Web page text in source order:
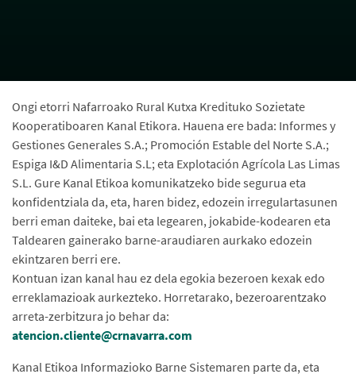
Ongi etorri Nafarroako Rural Kutxa Kredituko Sozietate
Kooperatiboaren Kanal Etikora. Hauena ere bada: Informes y
Gestiones Generales S.A.; Promoción Estable del Norte S.A.;
Espiga I&D Alimentaria S.L; eta Explotación Agrícola Las Limas
S.L. Gure Kanal Etikoa komunikatzeko bide segurua eta
konfidentziala da, eta, haren bidez, edozein irregulartasunen
berri eman daiteke, bai eta legearen, jokabide-kodearen eta
Taldearen gainerako barne-araudiaren aurkako edozein
ekintzaren berri ere.
Kontuan izan kanal hau ez dela egokia bezeroen kexak edo
erreklamazioak aurkezteko. Horretarako, bezeroarentzako
arreta-zerbitzura jo behar da:
atencion.cliente@crnavarra.com
Kanal Etikoa Informazioko Barne Sistemaren parte da, eta